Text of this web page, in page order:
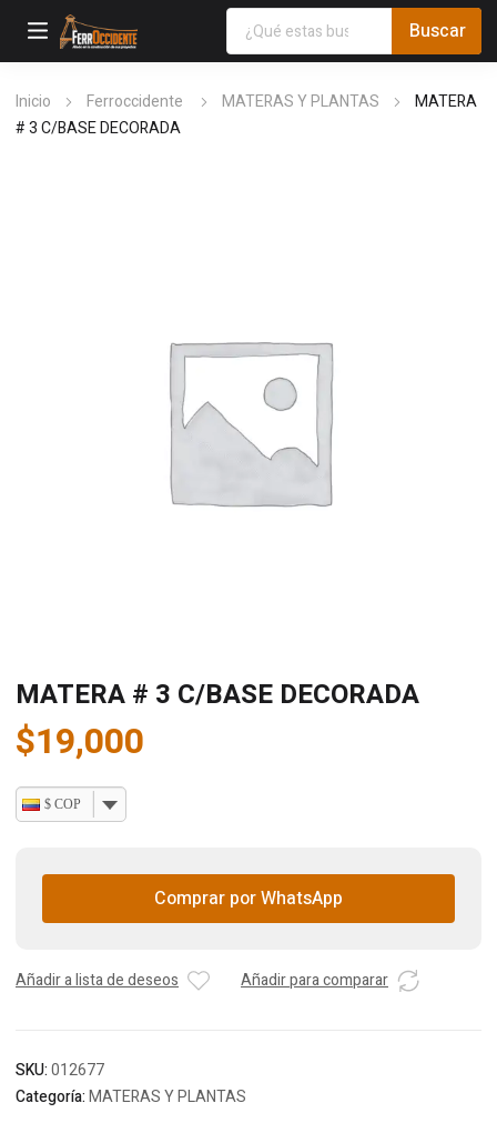
Inicio Ferroccidente MATERAS Y PLANTAS
MATERA
# 3 C/BASE DECORADA
MATERA # 3 C/BASE DECORADA
$19,000
$ COP
Comprar por WhatsApp
Añadir a lista de deseos Añadir para comparar
SKU:012677
Categoría:MATERAS Y PLANTAS